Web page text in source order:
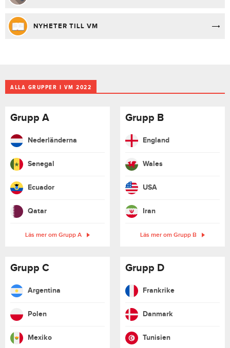
NYHETER TILL VM
ALLA GRUPPER I VM 2022
Grupp A
Nederländerna
Senegal
Ecuador
Qatar
Läs mer om Grupp A
Grupp B
England
Wales
USA
Iran
Läs mer om Grupp B
Grupp C
Argentina
Polen
Mexiko
Grupp D
Frankrike
Danmark
Tunisien